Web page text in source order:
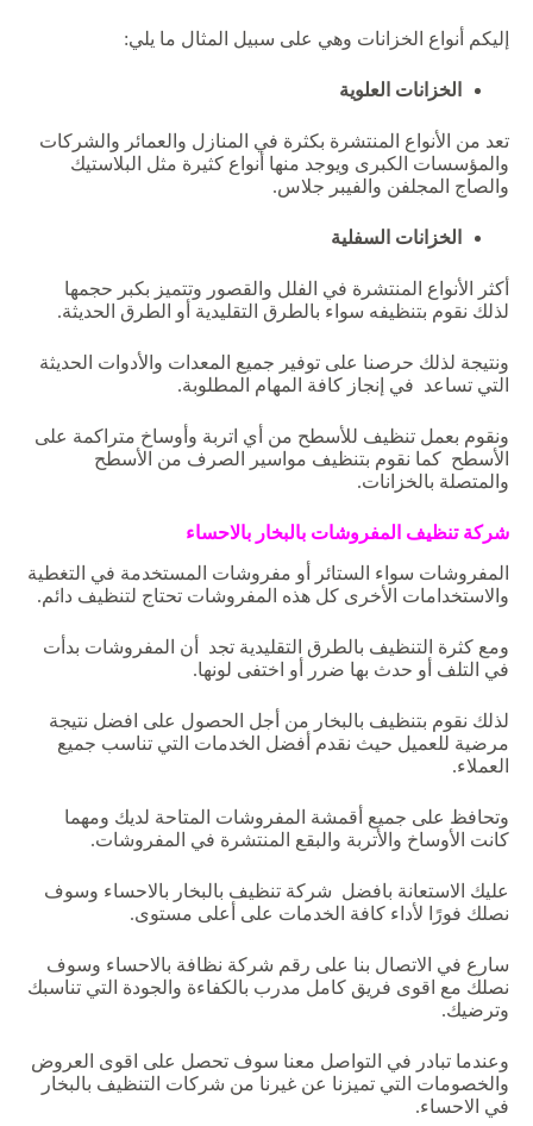
إليكم أنواع الخزانات وهي على سبيل المثال ما يلي:
الخزانات العلوية
تعد من الأنواع المنتشرة بكثرة في المنازل والعمائر والشركات
والمؤسسات الكبرى ويوجد منها أنواع كثيرة مثل البلاستيك
والصاج المجلفن والفيبر جلاس.
الخزانات السفلية
أكثر الأنواع المنتشرة في الفلل والقصور وتتميز بكبر حجمها
لذلك نقوم بتنظيفه سواء بالطرق التقليدية أو الطرق الحديثة.
ونتيجة لذلك حرصنا على توفير جميع المعدات والأدوات الحديثة
التي تساعد في إنجاز كافة المهام المطلوبة.
ونقوم بعمل تنظيف للأسطح من أي اتربة وأوساخ متراكمة على
الأسطح كما نقوم بتنظيف مواسير الصرف من الأسطح
والمتصلة بالخزانات.
شركة تنظيف المفروشات بالبخار بالاحساء
المفروشات سواء الستائر أو مفروشات المستخدمة في التغطية
والاستخدامات الأخرى كل هذه المفروشات تحتاج لتنظيف دائم.
ومع كثرة التنظيف بالطرق التقليدية تجد أن المفروشات بدأت
في التلف أو حدث بها ضرر أو اختفى لونها.
لذلك نقوم بتنظيف بالبخار من أجل الحصول على افضل نتيجة
مرضية للعميل حيث نقدم أفضل الخدمات التي تناسب جميع
العملاء.
وتحافظ على جميع أقمشة المفروشات المتاحة لديك ومهما
كانت الأوساخ والأتربة والبقع المنتشرة في المفروشات.
عليك الاستعانة بافضل شركة تنظيف بالبخار بالاحساء وسوف
نصلك فورًا لأداء كافة الخدمات على أعلى مستوى.
سارع في الاتصال بنا على رقم شركة نظافة بالاحساء وسوف
نصلك مع اقوى فريق كامل مدرب بالكفاءة والجودة التي تناسبك
وترضيك.
وعندما تبادر في التواصل معنا سوف تحصل على اقوى العروض
والخصومات التي تميزنا عن غيرنا من شركات التنظيف بالبخار
في الاحساء.